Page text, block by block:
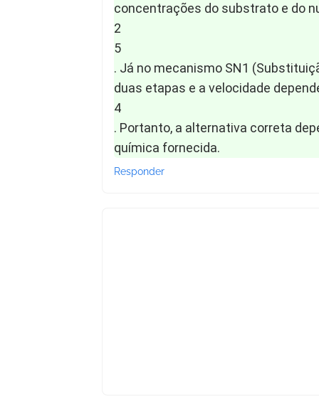
concentrações do substrato e do
2
5
. Já no mecanismo SN1
duas etapas e a velocidade
4
. Portanto, a alternativa correta
química fornecida.
Responder